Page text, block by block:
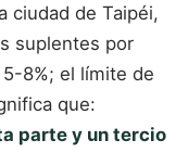
ciudad de Taipéi,
suplentes por
8%; el límite de
que:
parte y un tercio